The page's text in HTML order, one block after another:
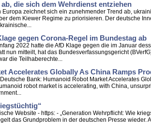
die sich dem Wehrdienst entziehen
zeichnet sich ein zunehmender Trend ab,
dem Kiewer Regime zu priorisieren. Der deutsche
gegen Corona-Regel im Bundestag ab
2022 hatte die AfD Klage gegen die im Januar
nun mitteilt, hat das Bundesverfassungsgericht
die Teilhaberechte...
Accelerates Globally As China Ramps
Bank: Humanoid Robot Market Accelerates
robot market is accelerating, with China,
Website - https: - „Generation Wehrpflicht: Wie
das Grundproblem in der deutschen Presse wieder.